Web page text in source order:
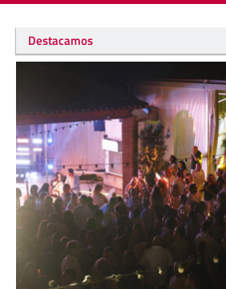
Destacamos